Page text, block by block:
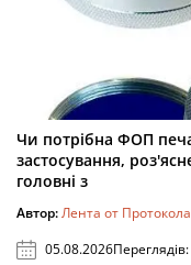
Чи потрібна ФОП
застосування,
головні з
Автор:Лента от Протокола
05.08.2026Переглядів: